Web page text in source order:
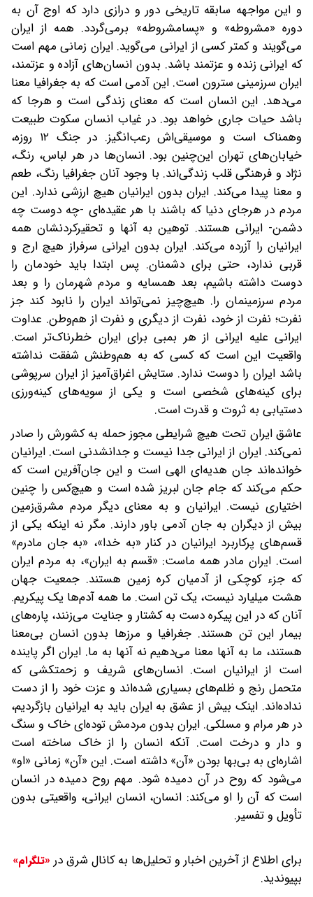
و این مواجهه سابقه‌ تاریخی دور و درازی دارد که اوج آن به
دوره «مشروطه» و «پسامشروطه» برمی‌گردد. همه از ایران
می‌گویند و کمتر کسی از ایرانی می‌گوید. ایران زمانی مهم است
که ایرانی زنده و عزتمند باشد. بدون انسان‌های آزاده و عزتمند،
ایران سرزمینی سترون است. این آدمی است که به جغرافیا معنا
می‌دهد. این انسان است که معنای زندگی است و هرجا که
باشد حیات جاری خواهد بود. در غیاب انسان سکوت طبیعت
وهمناک است و موسیقی‌اش رعب‌انگیز. در جنگ ۱۲ روزه،
خیابان‌های تهران این‌چنین بود. انسان‌ها در هر لباس، رنگ،
نژاد و فرهنگی قلب زندگی‌اند. با وجود آنان جغرافیا رنگ، طعم
و معنا پیدا می‌کند. ایران بدون ایرانیان هیچ ارزشی ندارد. این
مردم در هرجای دنیا که باشند با هر عقیده‌ای -چه دوست چه
دشمن- ایرانی هستند. توهین به آنها و تحقیرکردنشان همه
ایرانیان را آزرده می‌کند. ایران بدون ایرانی سرفراز هیچ ارج و
قربی ندارد، حتی برای دشمنان. پس ابتدا باید خودمان را
دوست داشته باشیم، بعد همسایه‌ و مردم شهرمان را و بعد
مردم سرزمینمان را. هیچ‌چیز نمی‌تواند ایران را نابود کند جز
نفرت؛ نفرت از خود، نفرت از دیگری و نفرت از هم‌وطن‌. عداوت
ایرانی علیه ایرانی از هر بمبی برای ایران خطرناک‌تر است.
واقعیت این است که کسی که به هم‌وطنش شفقت نداشته
باشد ایران را دوست ندارد. ستایش اغراق‌آمیز از ایران سرپوشی
برای کینه‌های شخصی است و یکی از سویه‌های کینه‌ورزی
دستیابی به ثروت و قدرت است.
عاشق ایران تحت هیچ شرایطی مجوز حمله به کشورش را صادر
نمی‌کند. ایران از ایرانی جدا نیست و جدانشدنی است. ایرانیان
خوانده‌‌اند جان هدیه‌ای الهی است و این جان‌آفرین است که
حکم می‌کند که جام جان لبریز شده است و هیچ‌کس را چنین
اختیاری نیست. ایرانیان و به معنای دیگر مردم مشرق‌زمین
بیش از دیگران به جان آدمی باور دارند. مگر نه اینکه یکی از
قسم‌های پرکاربرد ایرانیان در کنار «به خدا»، «به جان مادرم»
است. ایران مادر همه ماست: «قسم به ایران»، به مردم ایران
که جزء کوچکی از آدمیان کره‌ زمین هستند. جمعیت جهان
هشت میلیارد نیست، یک تن است. ما همه آدم‌ها یک پیکریم.
آنان که در این پیکره دست به کشتار و ‌جنایت می‌زنند، پاره‌های
بیمار این تن هستند. جغرافیا و‌ مرزها بدون انسان بی‌معنا
هستند، ما به آنها معنا می‌دهیم نه آنها به ما. ایران اگر پاینده
است از ایرانیان است. انسان‌های شریف و زحمتکشی که
متحمل رنج و ظلم‌های بسیاری شده‌اند و عزت خود را از دست
نداده‌اند. اینک بیش از عشق به ایران باید به ایرانیان بازگردیم،
در هر مرام و مسلکی. ایران بدون مردمش توده‌ای خاک و سنگ
و دار و درخت است. آنکه انسان را از خاک ساخته است
اشاره‌ای به بی‌بها بودن «آن» داشته است. این «آن» زمانی «او»
می‌شود که روح در آن دمیده شود. مهم روح دمیده در انسان
است که آن را او می‌کند: انسان، انسان ایرانی، واقعیتی بدون
تأویل و تفسیر.
برای اطلاع از آخرین اخبار و تحلیل‌ها به کانال شرق در «تلگرام»
بپیوندید.